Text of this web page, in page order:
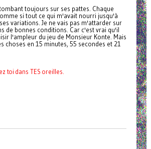
toujours sur ses pattes. Chaque
si tout ce qui m'avait nourri jusqu'à
variations. Je ne vais pas m'attarder sur
de bonnes conditions. Car c'est vrai qu'il
l'ampleur du jeu de Monsieur Konte. Mais
choses en 15 minutes, 55 secondes et 21
toi dans TES oreilles.